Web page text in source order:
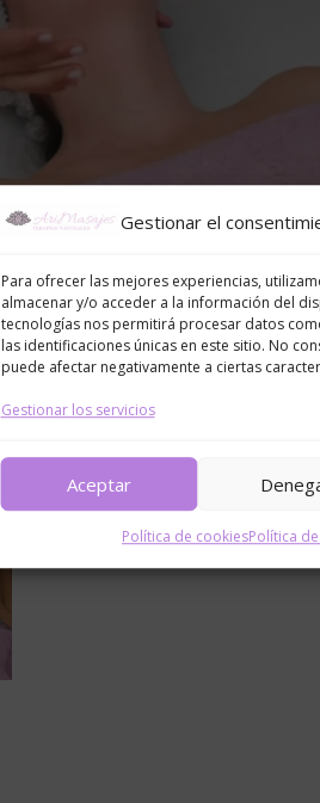
Gestionar el
Para ofrecer las mejores experiencias,
almacenar y/o acceder a la información del
tecnologías nos permitirá procesar datos
las identificaciones únicas en este sitio. No
puede afectar negativamente a ciertas
Gestionar los servicios
Aceptar
Política de cookiesPolítica